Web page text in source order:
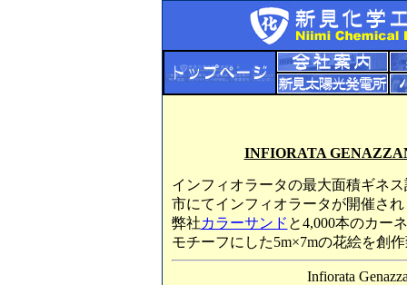
INFIORATA
インフィオラータの最大面積ギネ
市にてインフィオラータが開催さ
弊社カラーサンド と4,000本のカー
モチーフにした5m×7mの花絵を創
Infiorata